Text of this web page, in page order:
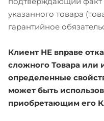
указанного товара
гарантийное
Клиент НЕ вправе
сложного Товара
определенные
может быть
приобретающим его